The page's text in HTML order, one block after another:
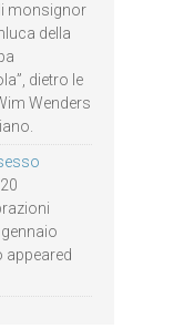
monsignor
della
dietro le
Wenders
gennaio
appeared